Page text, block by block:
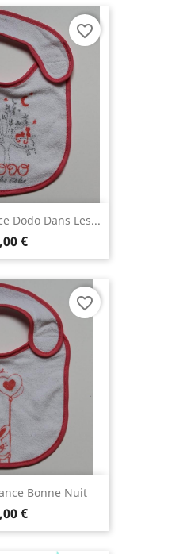
Dodo Dans Les...
€
favorite_border
Bonne Nuit
€
favorite_border